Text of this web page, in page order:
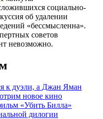
социально-
об удалении
«бессмысленна».
советов
невозможно.
к дуэли, а Джан Яман
новое кино
«Убить Билла»
дилогии